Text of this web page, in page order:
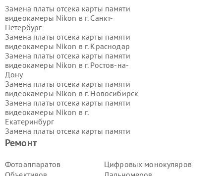
Ремонт
Фотоаппаратов
Цифровых монокуляров
Замена платы отсека карты памяти
видеокамеры Nikon в г. Санкт-
Петербург
Замена платы отсека карты памяти
видеокамеры Nikon в г. Краснодар
Замена платы отсека карты памяти
видеокамеры Nikon в г. Ростов-на-
Дону
Замена платы отсека карты памяти
видеокамеры Nikon в г. Новосибирск
Замена платы отсека карты памяти
видеокамеры Nikon в г.
Екатеринбург
Замена платы отсека карты памяти
видеокамеры Nikon в г.
видеокамеры Nikon в г.
Воронеж
Замена платы отсека карты памяти